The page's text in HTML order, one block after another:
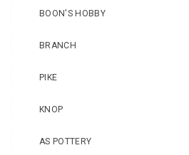
BOON'S HOBBY
BRANCH
PIKE
KNOP
AS POTTERY